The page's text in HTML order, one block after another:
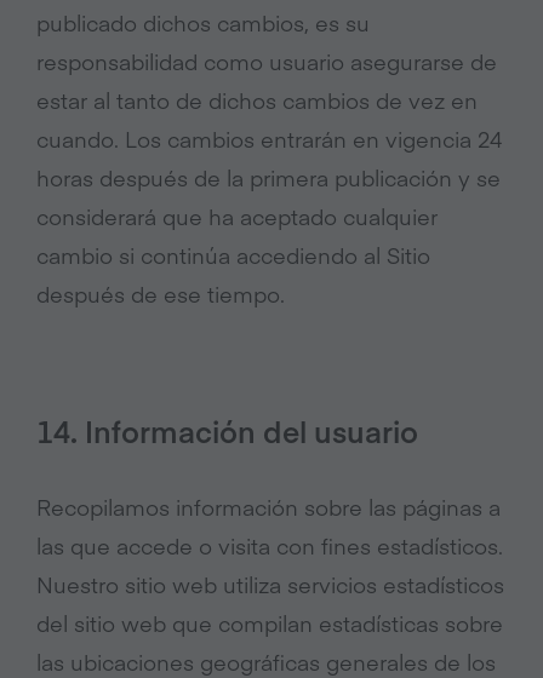
publicado dichos cambios, es su
responsabilidad como usuario asegurarse de
estar al tanto de dichos cambios de vez en
cuando. Los cambios entrarán en vigencia 24
horas después de la primera publicación y se
considerará que ha aceptado cualquier
cambio si continúa accediendo al Sitio
después de ese tiempo.
14. Información del usuario
Recopilamos información sobre las páginas a
las que accede o visita con fines estadísticos.
Nuestro sitio web utiliza servicios estadísticos
del sitio web que compilan estadísticas sobre
las ubicaciones geográficas generales de los